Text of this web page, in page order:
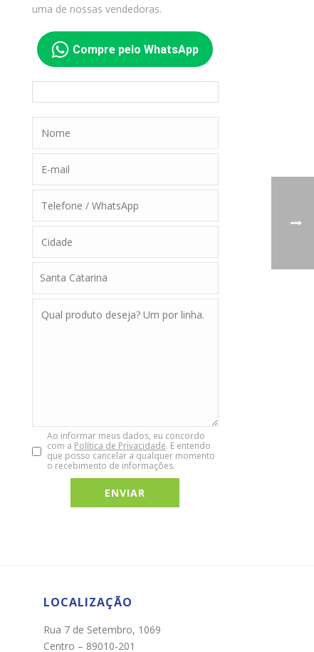
uma de nossas vendedoras.
Compre pelo WhatsApp
Ao informar meus dados, eu concordo
com a Política de Privacidade. E entendo
que posso cancelar a qualquer momento
o recebimento de informações.
LOCALIZAÇÃO
Rua 7 de Setembro, 1069
Centro – 89010-201
Chat WhatsApp
Por favor, preencha os campos abaixo para
conversar e teremos todo o prazer em